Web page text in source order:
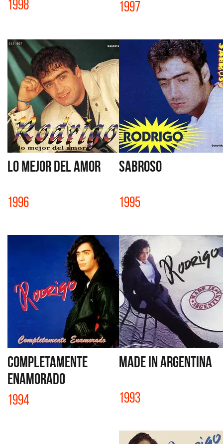
1998 1997
LO MEJOR DEL AMOR
1996
SABROSO
1995
COMPLETAMENTE
ENAMORADO
1994
MADE IN ARGENTINA
1993